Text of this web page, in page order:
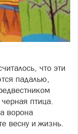
что эти
падалью,
птица.
ворона
весну и жизнь.